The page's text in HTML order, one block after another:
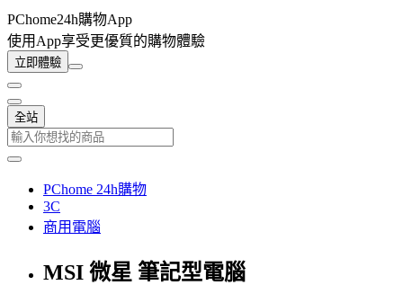
PChome24h購物App
使用App享受更優質的購物體驗
立即體驗
全站
PChome 24h購物
3C
商用電腦
MSI 微星 筆記型電腦